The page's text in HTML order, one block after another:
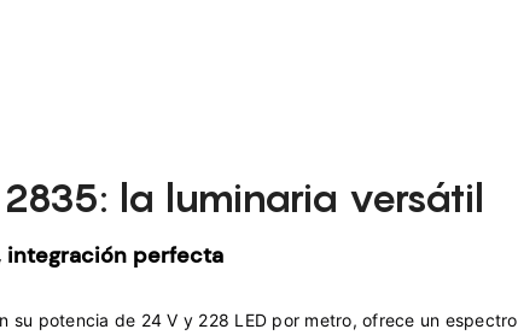
2835: la luminaria versátil
integración perfecta
su potencia de 24 V y 228 LED por metro, ofrece un espectro